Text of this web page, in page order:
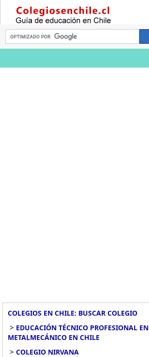
COLEGIOS EN CHILE: BUSCAR COLEGIO
> EDUCACIÓN TÉCNICO PROFESIONAL EN
METALMECÁNICO EN CHILE
> COLEGIO NIRVANA